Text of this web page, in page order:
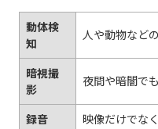
動体検
知
人や動物など
暗視撮
影
夜間や暗闇で
録音
映像だけでな